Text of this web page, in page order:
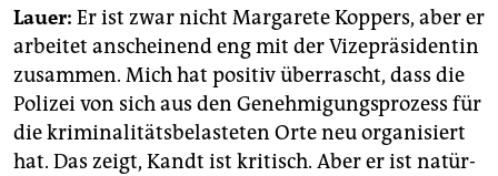
Lauer: Er ist zwar nicht Mar­ga­re­te Kop­pers, aber er
ar­bei­tet an­schei­nend eng mit der Vi­ze­prä­si­den­tin
zu­sam­men. Mich hat po­si­tiv über­rascht, dass die
Po­li­zei von sich aus den Ge­neh­mi­gungs­pro­zess für
die kri­mi­na­li­täts­be­las­te­ten Orte neu or­ga­ni­siert
hat. Das zeigt, Kandt ist kri­tisch. Aber er ist na­tür­